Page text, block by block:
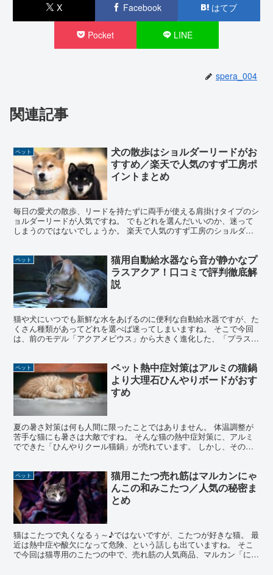
X Facebook はてブ
Pocket LINE
spera_004
関連記事
ペット
犬の散歩はショルダーリードがお
すすめ／楽天で人気のすず工房ポ
イントまとめ
毎日の愛犬の散歩、リードを持たずに両手が使える肩掛けタイプのシ
ョルダーリードが人気ですね。 でもどれを選んだいいのか、迷って
しまうのではないでしょうか。 楽天で人気のすず工房のショルダー
ペット
猫用自動給水器なら音が静かなプ
ラスアクア！口コミで評判徹底解
説
猫や犬にいつでも新鮮な水をあげるのに便利な自動給水器ですが、た
くさん種類があってどれを選べば迷ってしまいますね。 そこで今回
は、前のモデル「アクアメビウス」から大きく進化した、「プラスア
ペット
ペット熱中症対策はアルミの猫鍋
より大理石ひんやりボードがおす
すめ
夏の暑さ対策は何も人間に限ったことではありません。 体温調整が
苦手な猫にも暑さは大敵ですね。 そんな猫の熱中症対策に、アルミ
でできた「ひんやりクール猫鍋」が売れています。 しかし、その人
ペット
猫用こたつ売れ筋はマルカンにゃ
んこの和みこたつ／人気の秘密ま
とめ
猫はこたつで丸くなるぅ～♪ではないですが、こたつが好きな猫。 最
近は熱中症や酸欠になって危険、という話しも出ていますね。 そこ
で今回は猫専用のこたつの中で、売れ筋の人気商品、マルカン「にゃ